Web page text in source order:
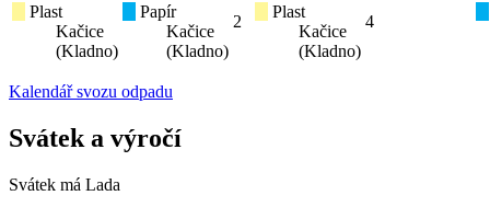
Plast
Kačice
(Kladno)
Papír
Kačice
(Kladno)
2
Plast
Kačice
(Kladno)
4
Kalendář svozu odpadu
Svátek a výročí
Svátek má Lada